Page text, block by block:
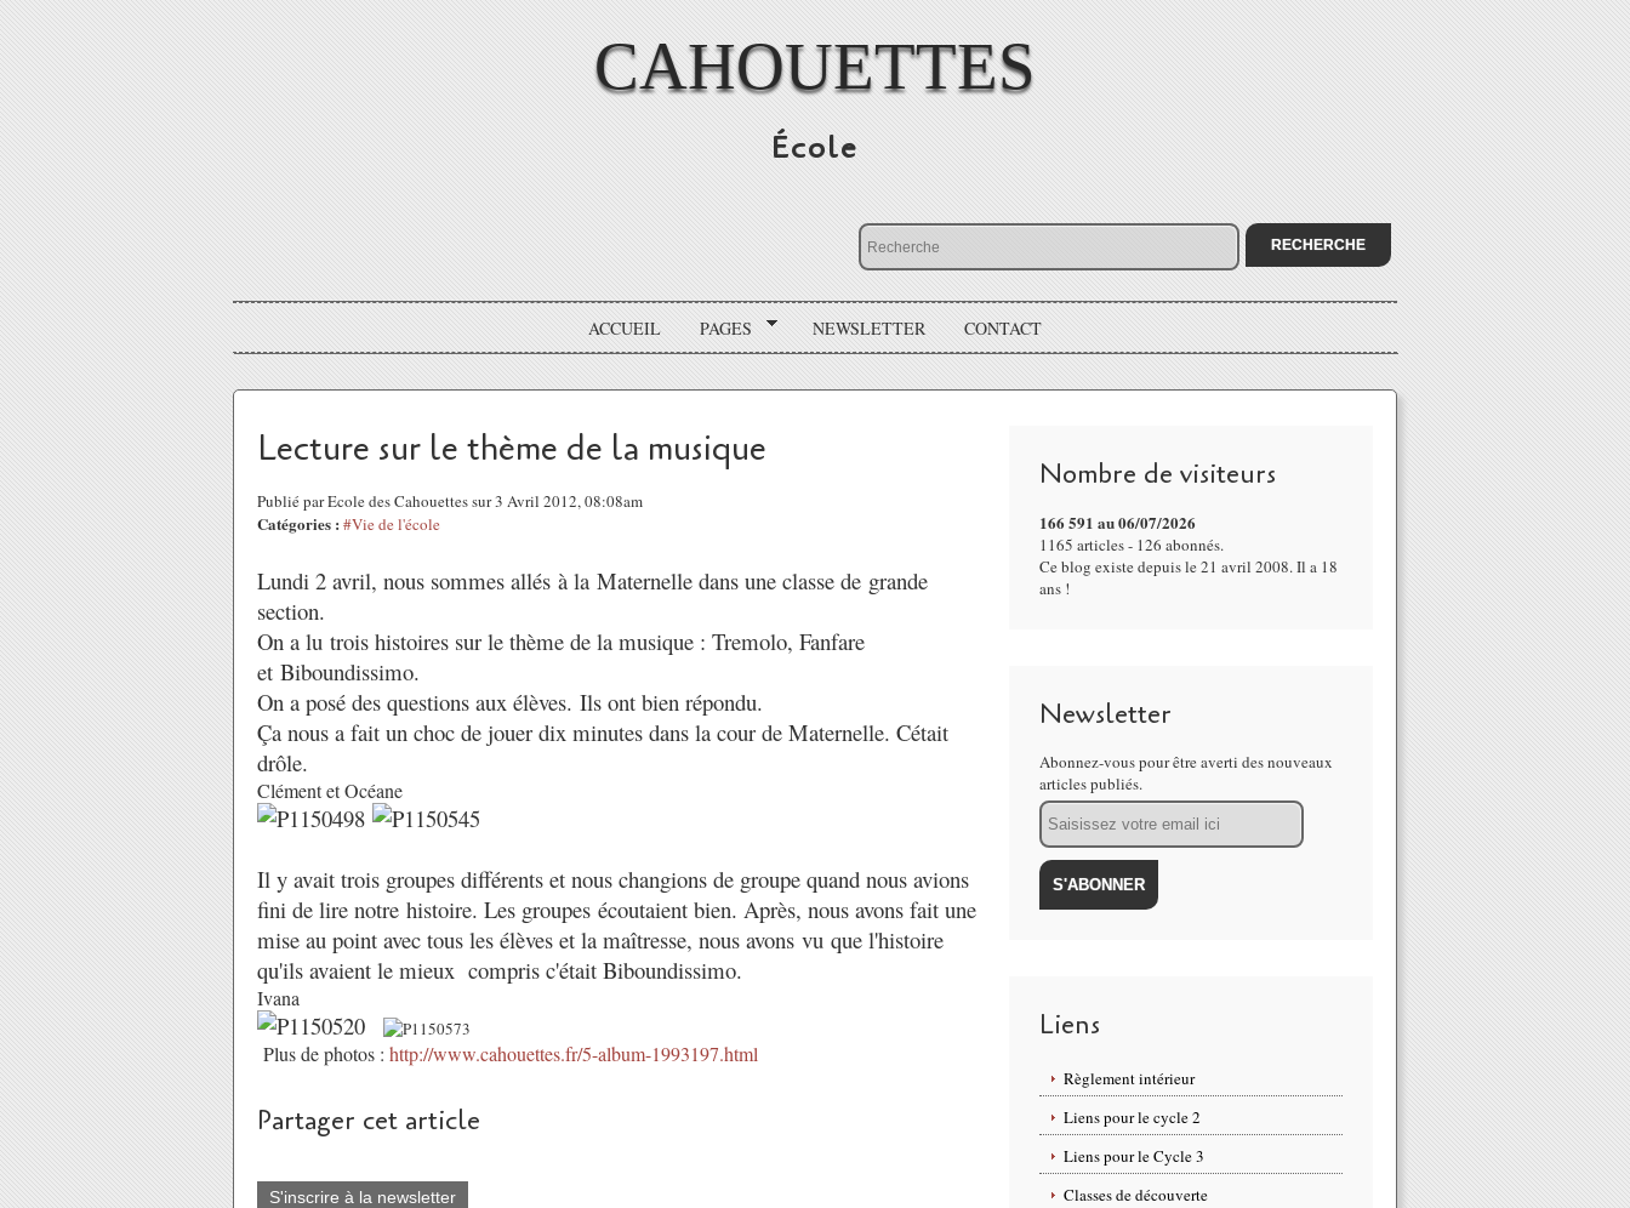
CAHOUETTES
École
ACCUEIL PAGES NEWSLETTER CONTACT
Lecture sur le thème de la musique
Publié par Ecole des Cahouettes sur 3 Avril 2012, 08:08am
Catégories : #Vie de l'école
Lundi 2 avril, nous sommes allés à la Maternelle dans une classe de grande
section.
On a lu trois histoires sur le thème de la musique : Tremolo, Fanfare
et Biboundissimo.
On a posé des questions aux élèves. Ils ont bien répondu.
Ça nous a fait un choc de jouer dix minutes dans la cour de Maternelle. Cétait
drôle.
Clément et Océane
Il y avait trois groupes différents et nous changions de groupe quand nous avions
fini de lire notre histoire. Les groupes écoutaient bien. Après, nous avons fait une
mise au point avec tous les élèves et la maîtresse, nous avons vu que l'histoire
qu'ils avaient le mieux compris c'était Biboundissimo.
Ivana
Plus de photos : http://www.cahouettes.fr/5-album-1993197.html
Partager cet article
S'inscrire à la newsletter
Nombre de visiteurs
166 591 au 06/07/2026
1165 articles - 126 abonnés.
Ce blog existe depuis le 21 avril 2008. Il a 18
ans !
Newsletter
Abonnez-vous pour être averti des nouveaux
articles publiés.
Email
Liens
Règlement intérieur
Liens pour le cycle 2
Liens pour le Cycle 3
Classes de découverte